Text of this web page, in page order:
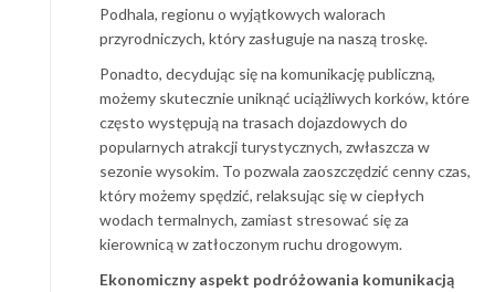
Podhala, regionu o wyjątkowych walorach
przyrodniczych, który zasługuje na naszą troskę.
Ponadto, decydując się na komunikację publiczną,
możemy skutecznie uniknąć uciążliwych korków, które
często występują na trasach dojazdowych do
popularnych atrakcji turystycznych, zwłaszcza w
sezonie wysokim. To pozwala zaoszczędzić cenny czas,
który możemy spędzić, relaksując się w ciepłych
wodach termalnych, zamiast stresować się za
kierownicą w zatłoczonym ruchu drogowym.
Ekonomiczny aspekt podróżowania komunikacją